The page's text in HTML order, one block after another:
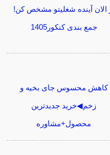
الان آینده شغلیتو مشخص کن!
جمع بندی کنکور1405
کاهش محسوس جای بخیه و
زخم◀خرید جدیدترین
محصول+مشاوره